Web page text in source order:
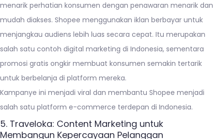
menarik perhatian konsumen dengan penawaran menarik dan
mudah diakses. Shopee menggunakan iklan berbayar untuk
menjangkau audiens lebih luas secara cepat. Itu merupakan
salah satu contoh digital marketing di Indonesia, sementara
promosi gratis ongkir membuat konsumen semakin tertarik
untuk berbelanja di platform mereka.
Kampanye ini menjadi viral dan membantu Shopee menjadi
salah satu platform e-commerce terdepan di Indonesia.
5. Traveloka: Content Marketing untuk
Membangun Kepercayaan Pelanggan